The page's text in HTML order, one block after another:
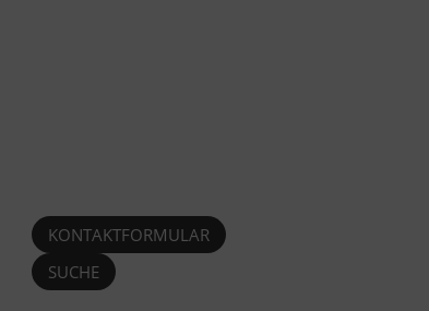
KONTAKTFORMULAR
SUCHE